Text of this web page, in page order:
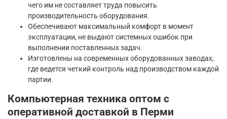
чего им не составляет труда повысить
производительность оборудования.
Обеспечивают максимальный комфорт в момент
эксплуатации, не выдают системных ошибок при
выполнении поставленных задач.
Изготовлены на современных оборудованных заводах,
где ведется четкий контроль над производством каждой
партии.
Компьютерная техника оптом с
оперативной доставкой в Перми